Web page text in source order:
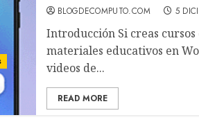
BLOGDECOMPUTO.COM 5
Introducción Si creas cursos
materiales educativos en
videos de...
READ MORE